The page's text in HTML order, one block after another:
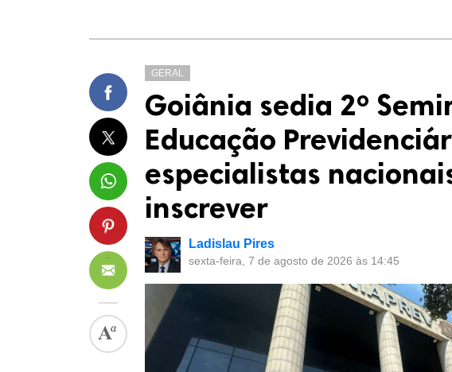
GERAL
Goiânia sedia 2º
Educação
especialistas
inscrever
Ladislau Pires
sexta-feira, 7 de agosto de 2026 às 14:45